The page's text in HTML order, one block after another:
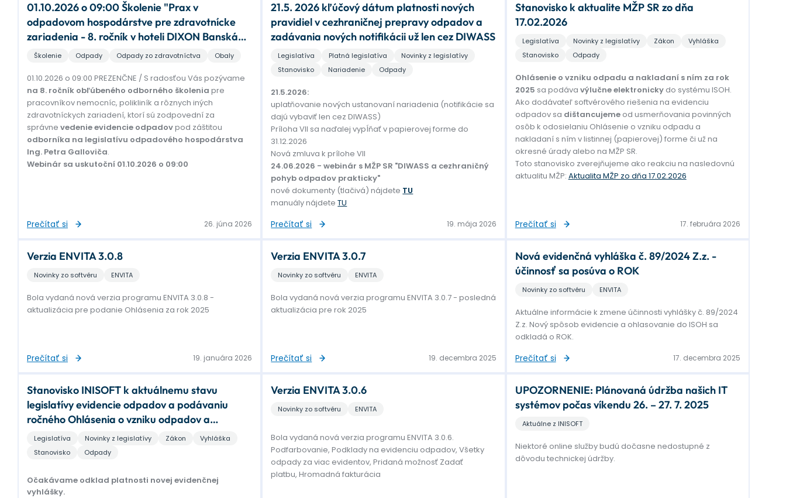
01.10.2026 o 09:00 Školenie "Prax v
odpadovom hospodárstve pre zdravotnícke
zariadenia - 8. ročník v hoteli DIXON Banská
Bystrica
Školenie Odpady Odpady zo zdravotníctva Obaly
01.10.2026 o 09:00 PREZENČNE / S radosťou Vás pozývame
na 8. ročník obľúbeného odborného školenia pre
pracovníkov nemocníc, polikliník a rôznych iných
zdravotníckych zariadení, ktorí sú zodpovední za
správne vedenie evidencie odpadovpod záštitou
odborníka na legislatívu odpadového hospodárstva
Ing. Petra Galloviča.
Webinár sa uskutoční 01.10.2026 o 09:00
Prečítať si 26. júna 2026
21.5. 2026 kľúčový dátum platnosti nových
pravidiel v cezhraničnej prepravy odpadov a
zadávania nových notifikácii už len cez DIWASS
Legislatíva Platná legislatíva
Novinky z legislatívy
Stanovisko
Nariadenie Odpady
21.5.2026:
uplatňovanie nových ustanovaní nariadenia (notifikácie sa
dajú vybaviť len cez DIWASS)
Príloha VII sa naďalej vypĺňať v papierovej forme do
31.12.2026
Nová zmluva k prílohe VII
24.06.2026 - webinár s MŽP SR "DIWASS a cezhraničný
pohyb odpadov prakticky"
nové dokumenty (tlačivá) nájdete TU
manuály nájdeteTU
Prečítať si 19. mája 2026
Stanovisko k aktualite MŽP SR zo dňa
17.02.2026
Legislatíva Novinky z legislatívy Zákon
Vyhláška
Stanovisko
Odpady
Ohlásenie o vzniku odpadu a nakladaní s ním za rok
2025 sa podáva výlučne elektronicky do systému ISOH.
Ako dodávateľ softvérového riešenia na evidenciu
odpadov sa dištancujeme od usmerňovania povinných
osôb k odosielaniu Ohlásenie o vzniku odpadu a
nakladaní s ním v listinnej (papierovej) forme či už na
okresné úrady alebo na MŽP SR.
Toto stanovisko zverejňujeme ako reakciu na nasledovnú
aktualitu MŽP: Aktualita MŽP zo dňa 17.02.2026
Prečítať si 17. februára 2026
Verzia ENVITA 3.0.8
Novinky zo softvéru ENVITA
Bola vydaná nová verzia programu ENVITA 3.0.8 -
aktualizácia pre podanie Ohlásenia za rok 2025
Prečítať si 19. januára 2026
Verzia ENVITA 3.0.7
Novinky zo softvéru ENVITA
Bola vydaná nová verzia programu ENVITA 3.0.7 - posledná
aktualizácia pre rok 2025
Prečítať si 19. decembra 2025
Nová evidenčná vyhláška č. 89/2024 Z.z. -
účinnosť sa posúva o ROK
Novinky zo softvéru ENVITA
Aktuálne informácie k zmene účinnosti vyhlášky č. 89/2024
Z.z. Nový spôsob evidencie a ohlasovanie do ISOH sa
odkladá o ROK.
Prečítať si 17. decembra 2025
Stanovisko INISOFT k aktuálnemu stavu
legislatívy evidencie odpadov a podávaniu
ročného Ohlásenia o vzniku odpadov a
nakladaní s ním za rok 2025
Legislatíva Novinky z legislatívy Zákon
Vyhláška
Stanovisko
Odpady
Očakávame odklad platnosti novej evidenčnej
vyhlášky.
Verzia ENVITA 3.0.6
Novinky zo softvéru ENVITA
Bola vydaná nová verzia programu ENVITA 3.0.6.
Podfarbovanie, Podklady na evidenciu odpadov, Všetky
odpady za viac evidentov, Pridaná možnosť Zadať
platbu, Hromadná fakturácia
UPOZORNENIE: Plánovaná údržba našich IT
systémov počas víkendu 26. – 27. 7. 2025
Aktuálne z INISOFT
Niektoré online služby budú dočasne nedostupné z
dôvodu technickej údržby.